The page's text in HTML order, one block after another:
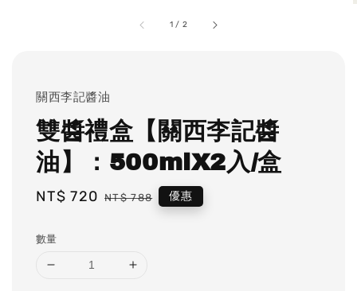
1 / 2
關西李記醬油
雙醬禮盒【關西李記醬
油】：500mlX2入/盒
Sale
NT$ 720 Regular
NT$ 788 優惠
數量